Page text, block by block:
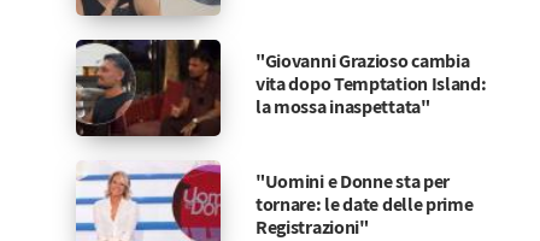
"Giovanni Grazioso cambia
vita dopo Temptation Island:
la mossa inaspettata"
"Uomini e Donne sta per
tornare: le date delle prime
Registrazioni"